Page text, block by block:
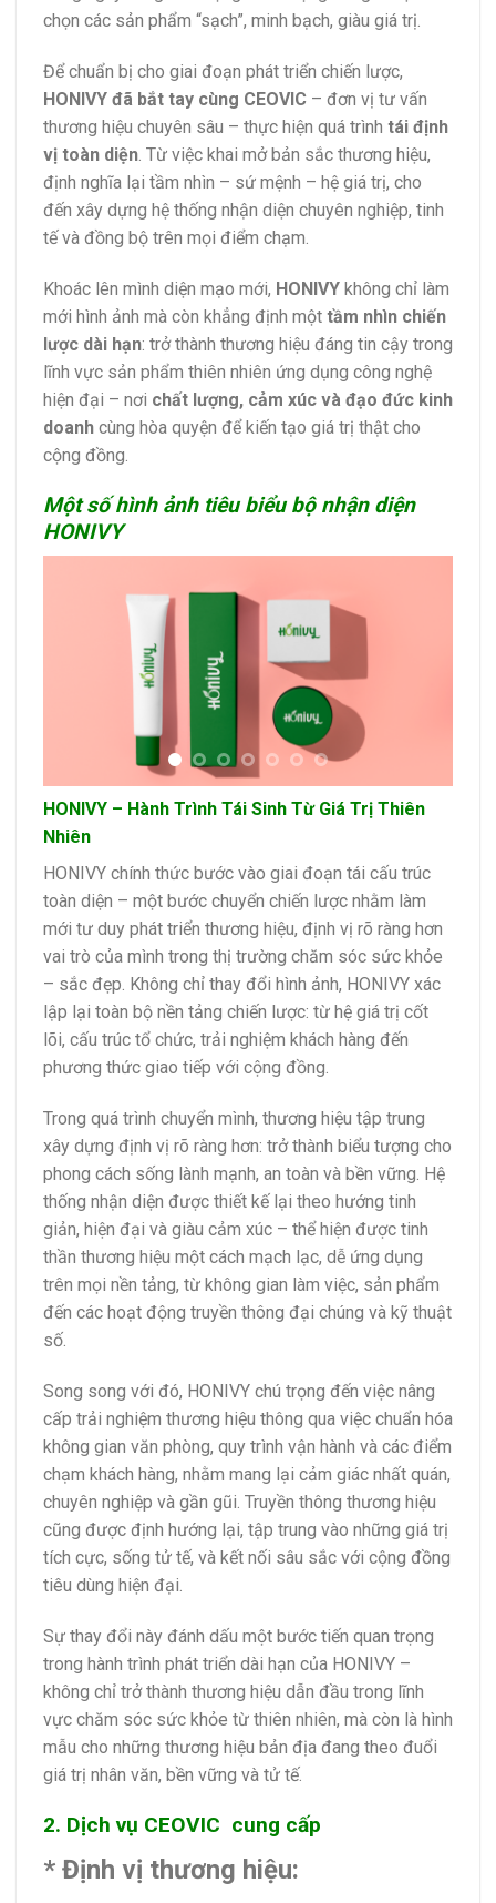
chọn các sản phẩm “sạch”, minh bạch, giàu giá trị.
Để chuẩn bị cho giai đoạn phát triển chiến lược,
HONIVY đã bắt tay cùng CEOVIC – đơn vị tư vấn
thương hiệu chuyên sâu – thực hiện quá trình tái định
vị toàn diện. Từ việc khai mở bản sắc thương hiệu,
định nghĩa lại tầm nhìn – sứ mệnh – hệ giá trị, cho
đến xây dựng hệ thống nhận diện chuyên nghiệp, tinh
tế và đồng bộ trên mọi điểm chạm.
Khoác lên mình diện mạo mới, HONIVY không chỉ làm
mới hình ảnh mà còn khẳng định một tầm nhìn chiến
lược dài hạn: trở thành thương hiệu đáng tin cậy trong
lĩnh vực sản phẩm thiên nhiên ứng dụng công nghệ
hiện đại – nơi chất lượng, cảm xúc và đạo đức kinh
doanh cùng hòa quyện để kiến tạo giá trị thật cho
cộng đồng.
Một số hình ảnh tiêu biểu bộ nhận diện
HONIVY
HONIVY – Hành Trình Tái Sinh Từ Giá Trị Thiên
Nhiên
HONIVY chính thức bước vào giai đoạn tái cấu trúc
toàn diện – một bước chuyển chiến lược nhằm làm
mới tư duy phát triển thương hiệu, định vị rõ ràng hơn
vai trò của mình trong thị trường chăm sóc sức khỏe
– sắc đẹp. Không chỉ thay đổi hình ảnh, HONIVY xác
lập lại toàn bộ nền tảng chiến lược: từ hệ giá trị cốt
lõi, cấu trúc tổ chức, trải nghiệm khách hàng đến
phương thức giao tiếp với cộng đồng.
Trong quá trình chuyển mình, thương hiệu tập trung
xây dựng định vị rõ ràng hơn: trở thành biểu tượng cho
phong cách sống lành mạnh, an toàn và bền vững. Hệ
thống nhận diện được thiết kế lại theo hướng tinh
giản, hiện đại và giàu cảm xúc – thể hiện được tinh
thần thương hiệu một cách mạch lạc, dễ ứng dụng
trên mọi nền tảng, từ không gian làm việc, sản phẩm
đến các hoạt động truyền thông đại chúng và kỹ thuật
số.
Song song với đó, HONIVY chú trọng đến việc nâng
cấp trải nghiệm thương hiệu thông qua việc chuẩn hóa
không gian văn phòng, quy trình vận hành và các điểm
chạm khách hàng, nhằm mang lại cảm giác nhất quán,
chuyên nghiệp và gần gũi. Truyền thông thương hiệu
cũng được định hướng lại, tập trung vào những giá trị
tích cực, sống tử tế, và kết nối sâu sắc với cộng đồng
tiêu dùng hiện đại.
Sự thay đổi này đánh dấu một bước tiến quan trọng
trong hành trình phát triển dài hạn của HONIVY –
không chỉ trở thành thương hiệu dẫn đầu trong lĩnh
vực chăm sóc sức khỏe từ thiên nhiên, mà còn là hình
mẫu cho những thương hiệu bản địa đang theo đuổi
giá trị nhân văn, bền vững và tử tế.
2. Dịch vụ CEOVIC cung cấp
* Định vị thương hiệu: